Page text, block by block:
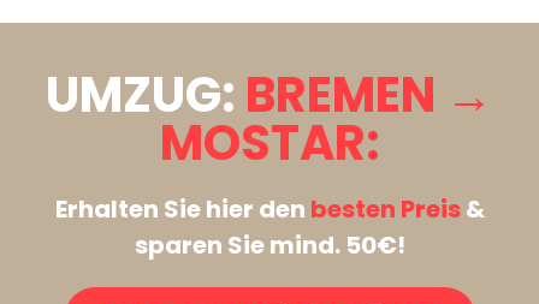
UMZUG: BREMEN →
MOSTAR:
Erhalten Sie hier den besten Preis&
sparen Sie mind. 50€!